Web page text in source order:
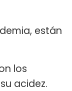
están
los
acidez.